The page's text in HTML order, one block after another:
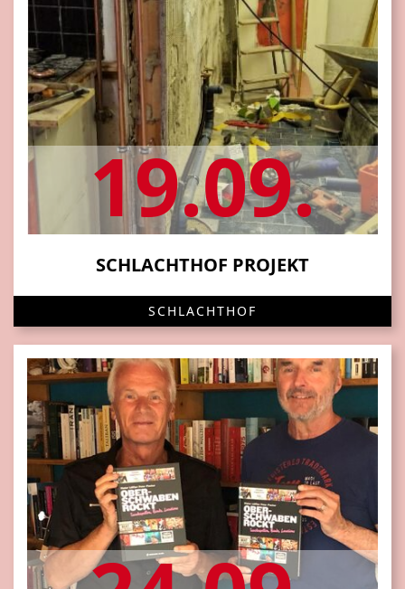
19.09.
SCHLACHTHOF PROJEKT
SCHLACHTHOF